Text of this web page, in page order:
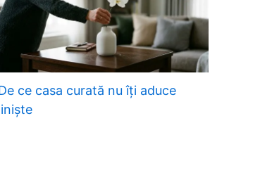
ce casa curată nu îți aduce